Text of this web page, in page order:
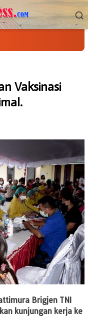
Vaksinasi
Brigjen TNI
kunjungan kerja ke